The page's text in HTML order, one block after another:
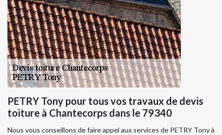
PETRY Tony pour tous vos travaux de devis
toiture à Chantecorps dans le 79340
Nous vous conseillons de faire appel aux services de PETRY Tony à